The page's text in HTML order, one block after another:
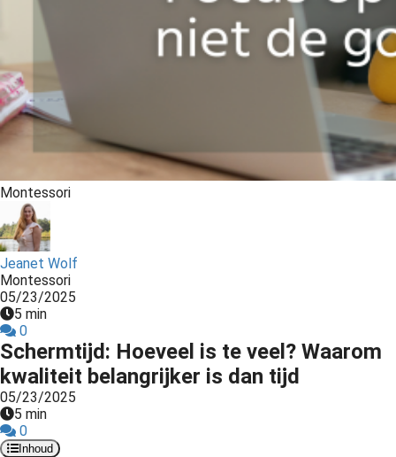
Montessori
Jeanet Wolf
Montessori
05/23/2025
5 min
0
Schermtijd: Hoeveel is te veel? Waarom
kwaliteit belangrijker is dan tijd
05/23/2025
5 min
0
Inhoud